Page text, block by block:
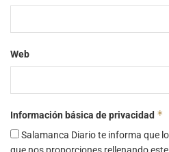
Web
Información básica de privacidad *
Salamanca Diario te informa que
que nos proporciones rellenando